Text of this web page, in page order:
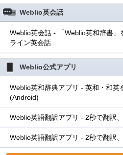
Weblio英会話
Weblio英会話 - 「Weblio英和辞書」
ライン英会話
Weblio公式アプリ
Weblio英和辞典アプリ - 英和・和英
(Android)
Weblio英語翻訳アプリ - 2秒で翻訳
Weblio英語翻訳アプリ - 2秒で翻訳